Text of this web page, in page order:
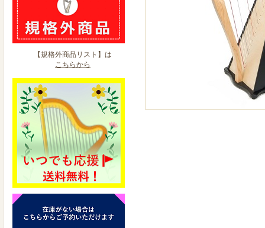
【規格外商品リスト】は
こちらから